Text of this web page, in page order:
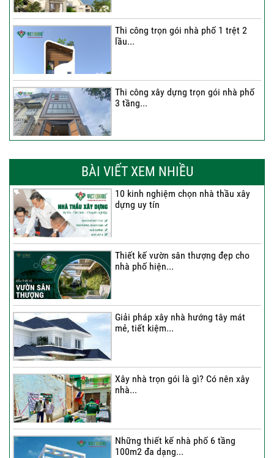
Thi công trọn gói nhà phố 1 trệt 2
lầu...
Thi công xây dựng trọn gói nhà phố
3 tầng...
Anh...
BÀI VIẾT XEM NHIỀU
10 kinh nghiệm chọn nhà thầu xây
dựng uy tín
Thiết kế vườn sân thượng đẹp cho
nhà phố hiện...
Giải pháp xây nhà hướng tây mát
mẻ, tiết kiệm...
Xây nhà trọn gói là gì? Có nên xây
nhà...
Những thiết kế nhà phố 6 tầng
100m2 đa dạng...